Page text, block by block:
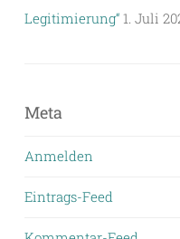
Legitimierung“ 1. Juli
Meta
Anmelden
Eintrags-Feed